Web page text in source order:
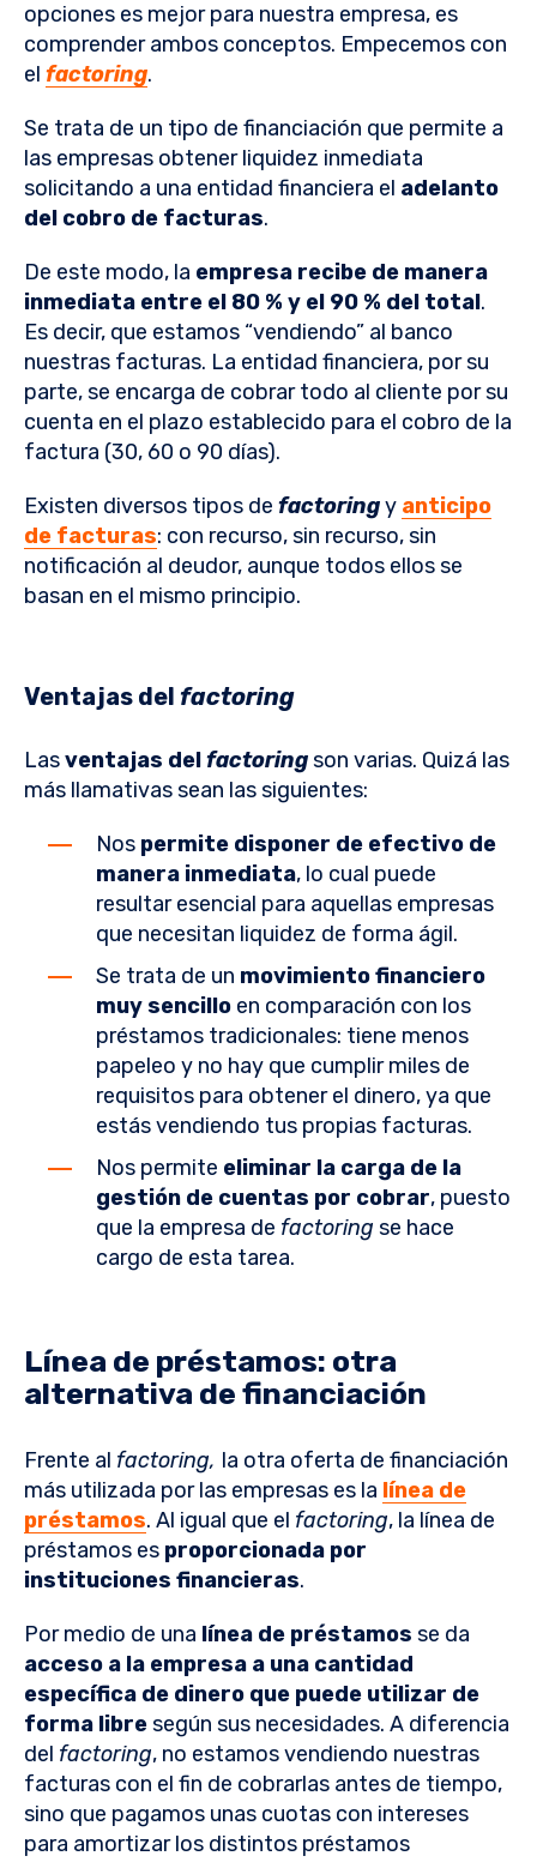
opciones es mejor para nuestra empresa, es
comprender ambos conceptos. Empecemos con
el factoring.
Se trata de un tipo de financiación que permite a
las empresas obtener liquidez inmediata
solicitando a una entidad financiera el adelanto
del cobro de facturas.
De este modo, la empresa recibe de manera
inmediata entre el 80 % y el 90 % del total.
Es decir, que estamos “vendiendo” al banco
nuestras facturas. La entidad financiera, por su
parte, se encarga de cobrar todo al cliente por su
cuenta en el plazo establecido para el cobro de la
factura (30, 60 o 90 días).
Existen diversos tipos de factoringy anticipo
de facturas: con recurso, sin recurso, sin
notificación al deudor, aunque todos ellos se
basan en el mismo principio.
Ventajas del factoring
Lasventajas delfactoringson varias. Quizá las
más llamativas sean las siguientes:
Nos permite disponer de efectivo de
manera inmediata, lo cual puede
resultar esencial para aquellas empresas
que necesitan liquidez de forma ágil.
Se trata de un movimiento financiero
muy sencillo en comparación con los
préstamos tradicionales: tiene menos
papeleo y no hay que cumplir miles de
requisitos para obtener el dinero, ya que
estás vendiendo tus propias facturas.
Nos permite eliminar la carga de la
gestión de cuentas por cobrar, puesto
que la empresa de factoring se hace
cargo de esta tarea.
Línea de préstamos: otra
alternativa de financiación
Frente al factoring, la otra oferta de financiación
más utilizada por las empresas es la línea de
préstamos. Al igual que el factoring, la línea de
préstamos es proporcionada por
instituciones financieras.
Por medio de una línea de préstamos se da
acceso a la empresa a una cantidad
específica de dinero que puede utilizar de
forma libresegún sus necesidades. A diferencia
del factoring, no estamos vendiendo nuestras
facturas con el fin de cobrarlas antes de tiempo,
sino que pagamos unas cuotas con intereses
para amortizar los distintos préstamos